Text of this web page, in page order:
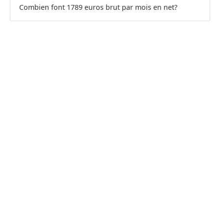
Combien font 1789 euros brut par mois en net?